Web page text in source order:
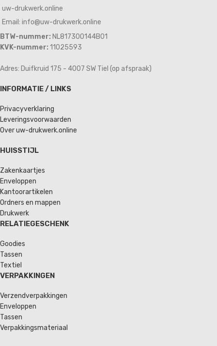
uw-drukwerk.online
Email: info@uw-drukwerk.online
BTW-nummer: NL817300144B01
KVK-nummer: 11025593
Adres: Duifkruid 175 - 4007 SW Tiel (op afspraak)
INFORMATIE / LINKS
Privacyverklaring
Leveringsvoorwaarden
Over uw-drukwerk.online
HUISSTIJL
Zakenkaartjes
Enveloppen
Kantoorartikelen
Ordners en mappen
Drukwerk
RELATIEGESCHENK
Goodies
Tassen
Textiel
VERPAKKINGEN
Verzendverpakkingen
Enveloppen
Tassen
Verpakkingsmateriaal